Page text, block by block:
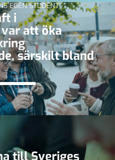
EGEN STUDENT
i
att öka
särskilt bland
till Sveriges